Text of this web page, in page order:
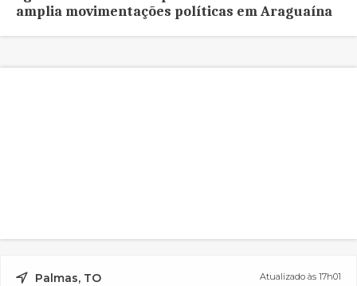
amplia movimentações políticas em Araguaína
Palmas, TO Atualizado às 17h01